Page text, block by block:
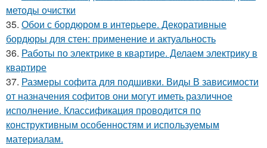
методы очистки
35. Обои с бордюром в интерьере. Декоративные
бордюры для стен: применение и актуальность
36. Работы по электрике в квартире. Делаем электрику в
квартире
37. Размеры софита для подшивки. Виды В зависимости
от назначения софитов они могут иметь различное
исполнение. Классификация проводится по
конструктивным особенностям и используемым
материалам.